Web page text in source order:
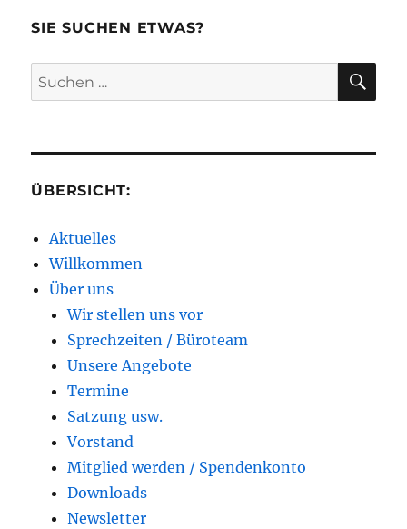
SIE SUCHEN ETWAS?
Suchen
nach:
ÜBERSICHT:
Aktuelles
Willkommen
Über uns
Wir stellen uns vor
Sprechzeiten / Büroteam
Unsere Angebote
Termine
Satzung usw.
Vorstand
Mitglied werden / Spendenkonto
Downloads
Newsletter